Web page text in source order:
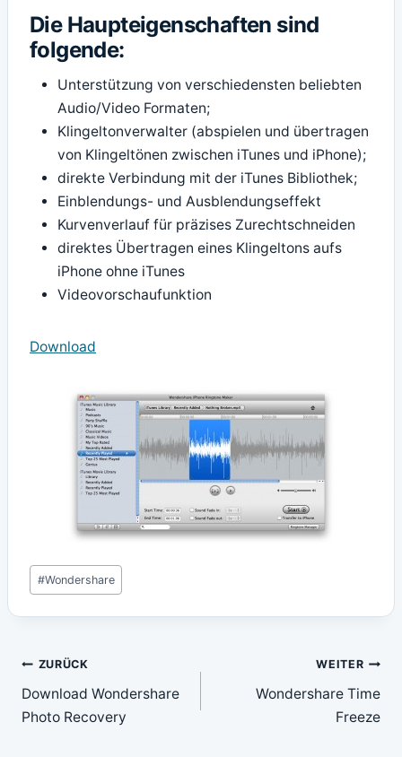
Die Haupteigenschaften sind
folgende:
Unterstützung von verschiedensten beliebten
Audio/Video Formaten;
Klingeltonverwalter (abspielen und übertragen
von Klingeltönen zwischen iTunes und iPhone);
direkte Verbindung mit der iTunes Bibliothek;
Einblendungs- und Ausblendungseffekt
Kurvenverlauf für präzises Zurechtschneiden
direktes Übertragen eines Klingeltons aufs
iPhone ohne iTunes
Videovorschaufunktion
Download
Schlagworte:
#Wondershare
Beitragsnavigation
ZURÜCK
Download Wondershare
Photo Recovery
WEITER
Wondershare Time
Freeze